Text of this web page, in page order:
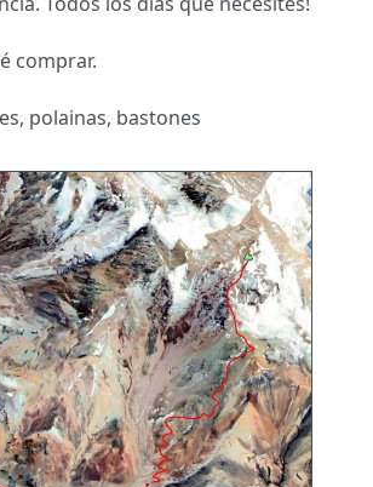
comprar.
polainas, bastones